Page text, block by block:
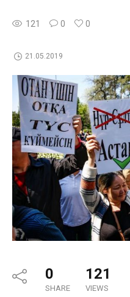
121 0 0
21.05.2019
0
SHARE
121
VIEWS